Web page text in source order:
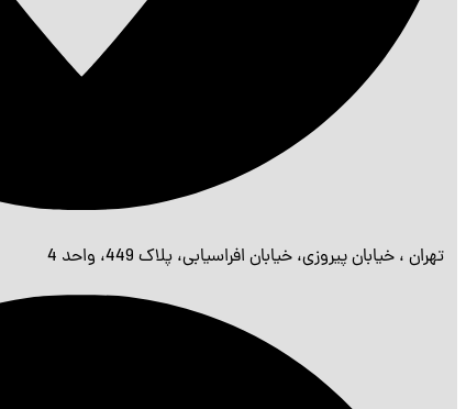
تهران ، خیابان پیروزی، خیابان افراسیابی، پلاک 449، واحد 4